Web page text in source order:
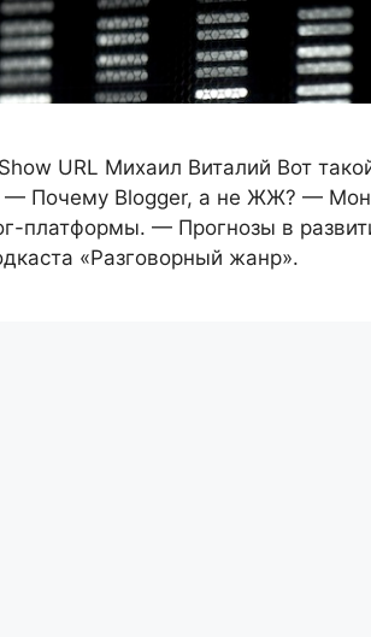
URL Михаил Виталий Вот
— Почему Blogger, а не ЖЖ? —
платформы. — Прогнозы в
«Разговорный жанр».